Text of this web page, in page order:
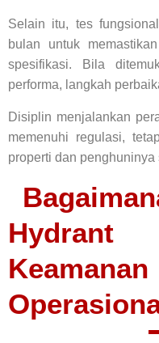
Selain itu, tes
bulan untuk
spesifikasi. Bila
performa, langkah
Disiplin menjalankan
memenuhi regulasi,
properti dan penghuninya
Hydrant